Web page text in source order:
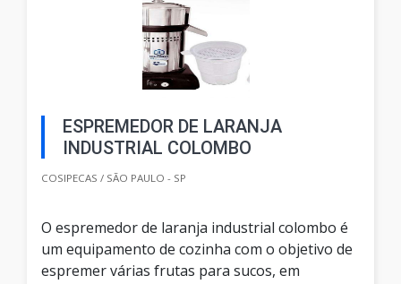
ESPREMEDOR DE LARANJA
INDUSTRIAL COLOMBO
COSIPECAS / SÃO PAULO - SP
O espremedor de laranja industrial colombo é
um equipamento de cozinha com o objetivo de
espremer várias frutas para sucos, em